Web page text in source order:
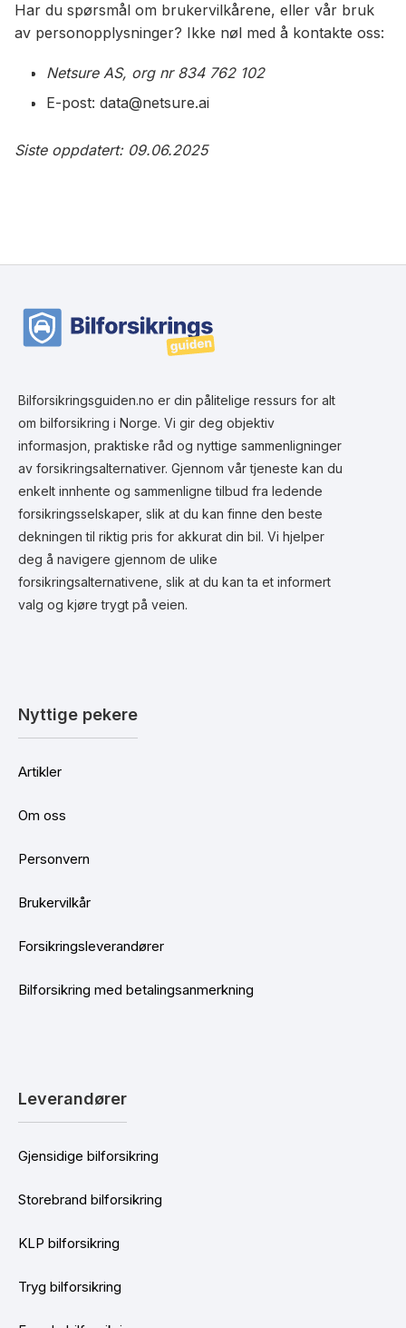
Har du spørsmål om brukervilkårene, eller vår bruk
av personopplysninger? Ikke nøl med å kontakte oss:
Netsure AS, org nr 834 762 102
E-post: data@netsure.ai
Siste oppdatert: 09.06.2025
Bilforsikringsguiden.no er din pålitelige ressurs for alt
om bilforsikring i Norge. Vi gir deg objektiv
informasjon, praktiske råd og nyttige sammenligninger
av forsikringsalternativer. Gjennom vår tjeneste kan du
enkelt innhente og sammenligne tilbud fra ledende
forsikringsselskaper, slik at du kan finne den beste
dekningen til riktig pris for akkurat din bil. Vi hjelper
deg å navigere gjennom de ulike
forsikringsalternativene, slik at du kan ta et informert
valg og kjøre trygt på veien.
Nyttige pekere
Artikler
Om oss
Personvern
Brukervilkår
Forsikringsleverandører
Bilforsikring med betalingsanmerkning
Leverandører
Gjensidige bilforsikring
Storebrand bilforsikring
KLP bilforsikring
Tryg bilforsikring